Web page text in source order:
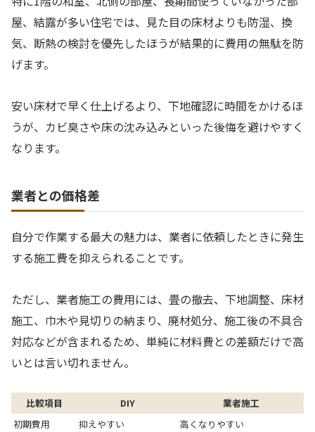
屋、結露が多い住宅では、見た目の床材よりも防湿、換
気、断熱の検討を優先したほうが結果的に費用の無駄を防
げます。
安い床材で早く仕上げるより、下地確認に時間をかけるほ
うが、カビ臭さや床の沈み込みといった後悔を避けやすく
なります。
業者との価格差
自分で作業する最大の魅力は、業者に依頼したときに発生
する施工費を抑えられることです。
ただし、業者施工の費用には、畳の撤去、下地調整、床材
施工、巾木や見切りの納まり、廃材処分、施工後の不具合
対応などが含まれるため、単純に材料費との差額だけで高
いとは言い切れません。
比較項目 DIY
業者施工
初期費用
抑えやすい
高くなりやすい